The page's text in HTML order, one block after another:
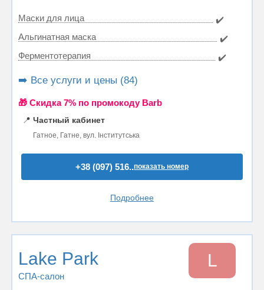
Маски для лица
✔️
Альгинатная маска
✔️
Ферментотерапия
✔️
➡️ Все услуги и цены (84)
🎁 Cкидка 7% по промокоду Barb
📍 Частный кабинет
Гатное, Гатне, вул. Інститутська
+38 (097) 516..показать номер
Подробнее
Lake Park
СПА-салон
L